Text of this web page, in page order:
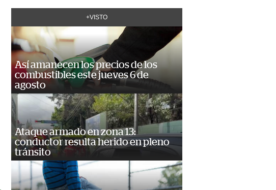
+VISTO
Así amanecen los precios de los
combustibles este jueves 6 de
agosto
Ataque armado en zona 13:
conductor resulta herido en pleno
tránsito